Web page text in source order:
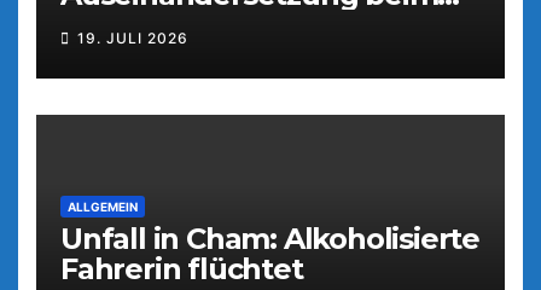
Parkfest
19. JULI 2026
ALLGEMEIN
Unfall in Cham: Alkoholisierte
Fahrerin flüchtet